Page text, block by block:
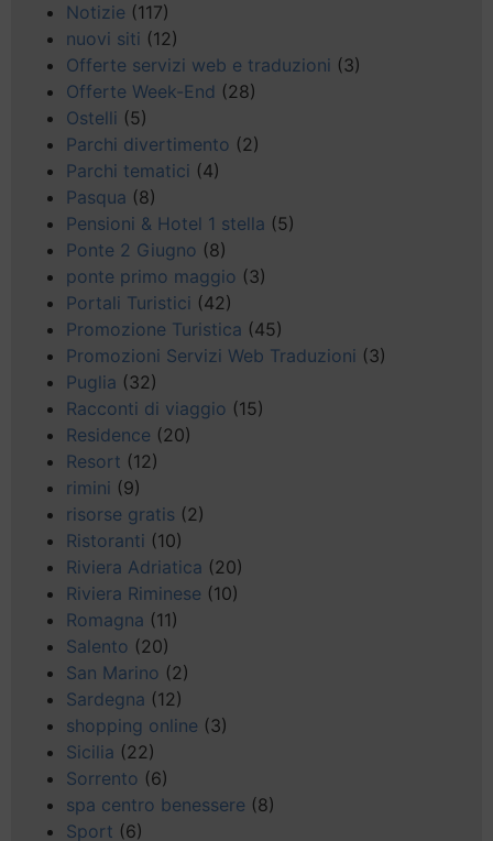
Notizie (117)
nuovi siti (12)
Offerte servizi web e traduzioni (3)
Offerte Week-End (28)
Ostelli (5)
Parchi divertimento (2)
Parchi tematici (4)
Pasqua (8)
Pensioni & Hotel 1 stella (5)
Ponte 2 Giugno (8)
ponte primo maggio (3)
Portali Turistici (42)
Promozione Turistica (45)
Promozioni Servizi Web Traduzioni (3)
Puglia (32)
Racconti di viaggio (15)
Residence (20)
Resort (12)
rimini (9)
risorse gratis (2)
Ristoranti (10)
Riviera Adriatica (20)
Riviera Riminese (10)
Romagna (11)
Salento (20)
San Marino (2)
Sardegna (12)
shopping online (3)
Sicilia (22)
Sorrento (6)
spa centro benessere (8)
Sport (6)